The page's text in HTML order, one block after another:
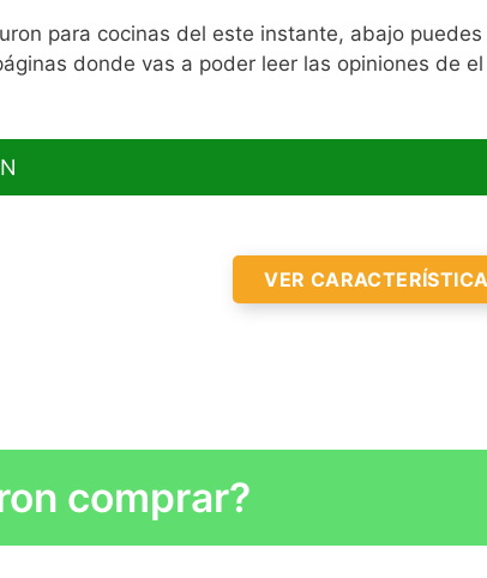
para cocinas del este instante, abajo puedes
donde vas a poder leer las opiniones de el
VER
comprar?